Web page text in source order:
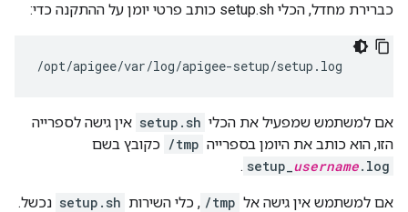
כברירת מחדל, הכלי setup.sh כותב פרטי יומן על ההתקנה כדי:
/opt/apigee/var/log/apigee-setup/setup.log
אם למשתמש שמפעיל את הכלי setup.sh אין גישה לספרייה
הזו, הוא כותב את היומן בספרייה /tmp כקובץ בשם
setup_ username.log
.
אם למשתמש אין גישה אל /tmp , כלי השירות setup.sh נכשל.